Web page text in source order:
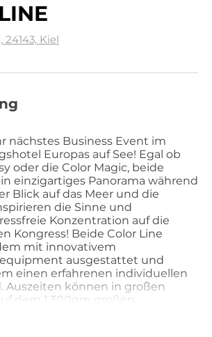
24143, Kiel
nächstes Business Event im
Europas auf See! Egal ob
oder die Color Magic, beide
einzigartiges Panorama während
Blick auf das Meer und die
die Sinne und
Konzentration auf die
Kongress! Beide Color Line
mit innovativem
ausgestattet und
einen erfahrenen individuellen
Auszeiten können in großen
dem 1.300qm großen
werden, auf dem insgesamt